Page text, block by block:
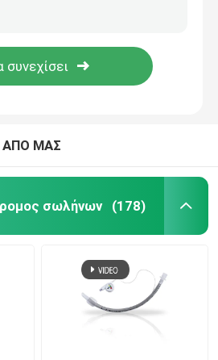
εναέριων διαδρόμων
σωλήνας
εναέριων διαδρόμων
ΑΠΟ ΜΑΣ
σωλήνων (178)